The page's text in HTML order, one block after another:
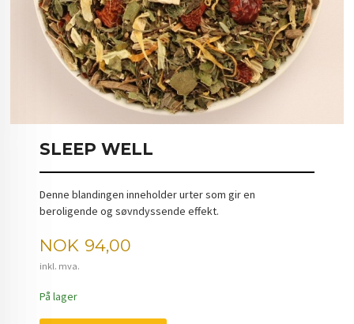
SLEEP WELL
Denne blandingen inneholder urter som gir en
beroligende og søvndyssende effekt.
Pris
NOK 94,00
inkl. mva.
På lager